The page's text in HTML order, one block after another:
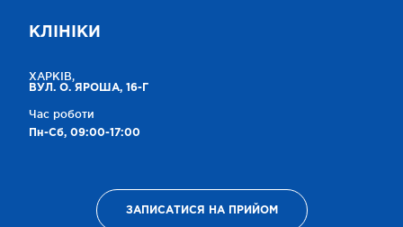
КЛІНІКИ
ХАРКІВ,
ВУЛ. О. ЯРОША, 16-Г
Час роботи
Пн-Сб, 09:00-17:00
ЗАПИСАТИСЯ НА ПРИЙОМ